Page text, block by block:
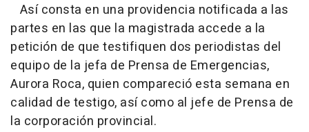
Así consta en una providencia notificada a las
partes en las que la magistrada accede a la
petición de que testifiquen dos periodistas del
equipo de la jefa de Prensa de Emergencias,
Aurora Roca, quien compareció esta semana en
calidad de testigo, así como al jefe de Prensa de
la corporación provincial.